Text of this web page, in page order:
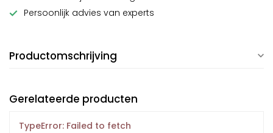
Persoonlijk advies van experts
Productomschrijving
Gerelateerde producten
TypeError: Failed to fetch